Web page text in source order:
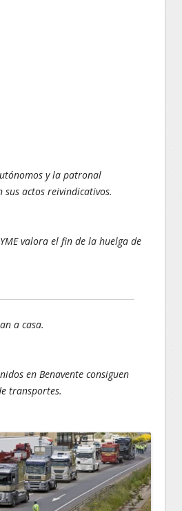
y la patronal
sus actos reivindicativos.
valora el fin de la huelga de
a casa.
en Benavente consiguen
transportes.